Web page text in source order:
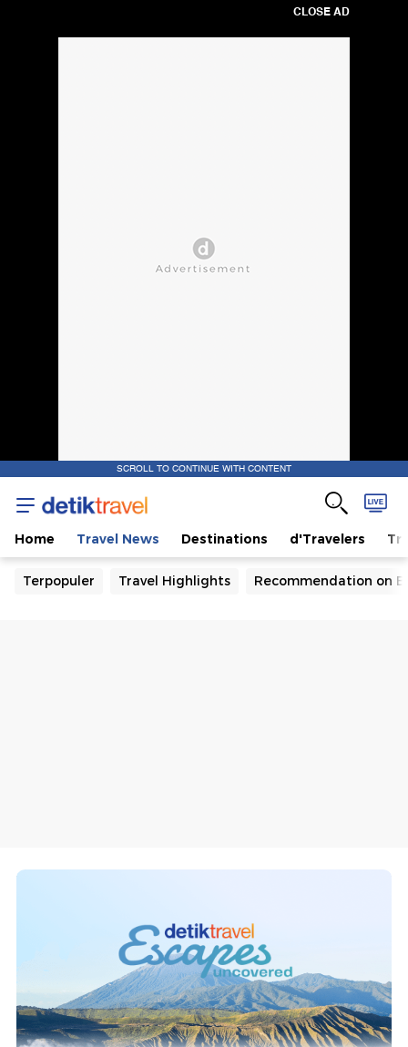
CLOSE AD
SCROLL TO CONTINUE WITH CONTENT
Home Travel News Destinations d'Travelers
Terpopuler Travel Highlights Recommendation on